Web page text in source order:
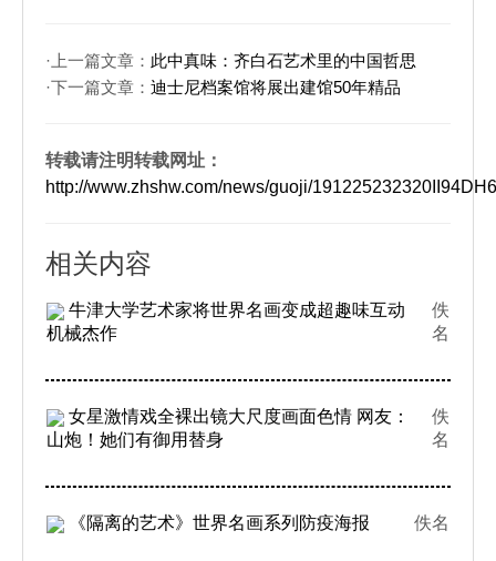
·上一篇文章： 此中真味：齐白石艺术里的中国哲思
·下一篇文章： 迪士尼档案馆将展出建馆50年精品
转载请注明转载网址：
http://www.zhshw.com/news/guoji/
相关内容
牛津大学艺术家将世界名画变成超趣味互动
机械杰作
佚
名
女星激情戏全裸出镜大尺度画面色情 网友：
山炮！她们有御用替身
佚
名
《隔离的艺术》世界名画系列防疫海报 佚名